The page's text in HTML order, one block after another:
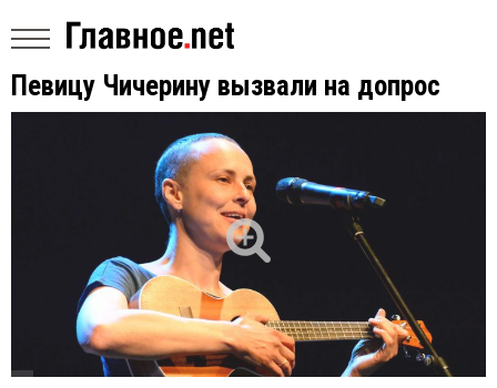
Певицу Чичерину вызвали на допрос